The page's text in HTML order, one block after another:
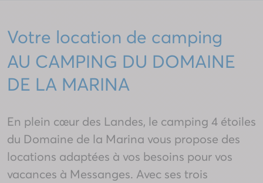
Votre location de camping
AU CAMPING DU DOMAINE
DE LA MARINA
En plein cœur des Landes, le camping 4 étoiles
du Domaine de la Marina vous propose des
locations adaptées à vos besoins pour vos
vacances à Messanges. Avec ses trois